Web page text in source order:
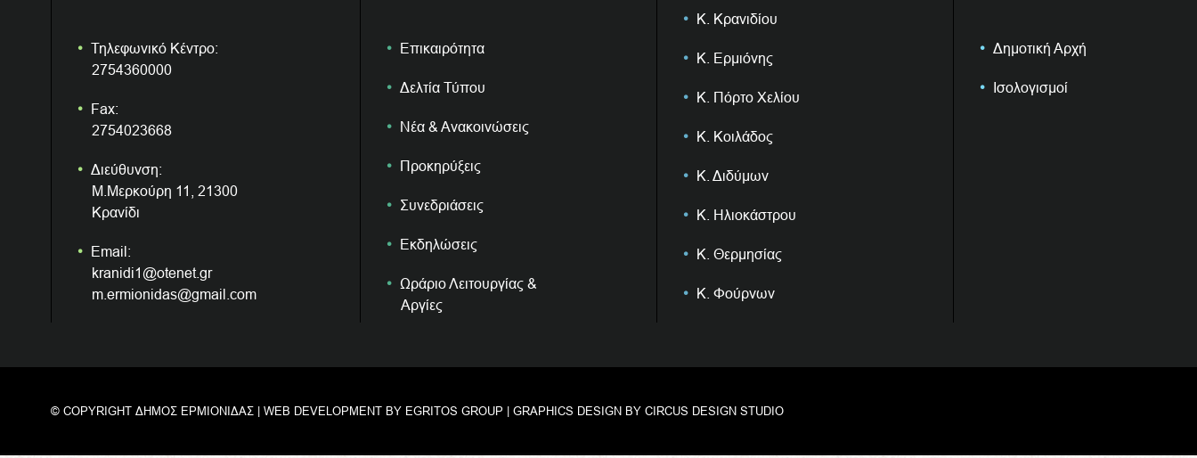
Τηλεφωνικό Κέντρο:
2754360000
Fax:
2754023668
Διεύθυνση:
Μ.Μερκούρη 11, 21300
Κρανίδι
Email:
kranidi1@otenet.gr
m.ermionidas@gmail.com
Επικαιρότητα
Δελτία Τύπου
Νέα & Ανακοινώσεις
Προκηρύξεις
Συνεδριάσεις
Εκδηλώσεις
Ωράριο Λειτουργίας &
Αργίες
Κ. Κρανιδίου
Κ. Ερμιόνης
Κ. Πόρτο Χελίου
Κ. Κοιλάδος
Κ. Διδύμων
Κ. Ηλιοκάστρου
Κ. Θερμησίας
Κ. Φούρνων
Δημοτική Αρχή
Ισολογισμοί
© COPYRIGHT ΔΗΜΟΣ ΕΡΜΙΟΝΙΔΑΣ | WEB DEVELOPMENT BY EGRITOS GROUP | GRAPHICS DESIGN BY CIRCUS DESIGN STUDIO